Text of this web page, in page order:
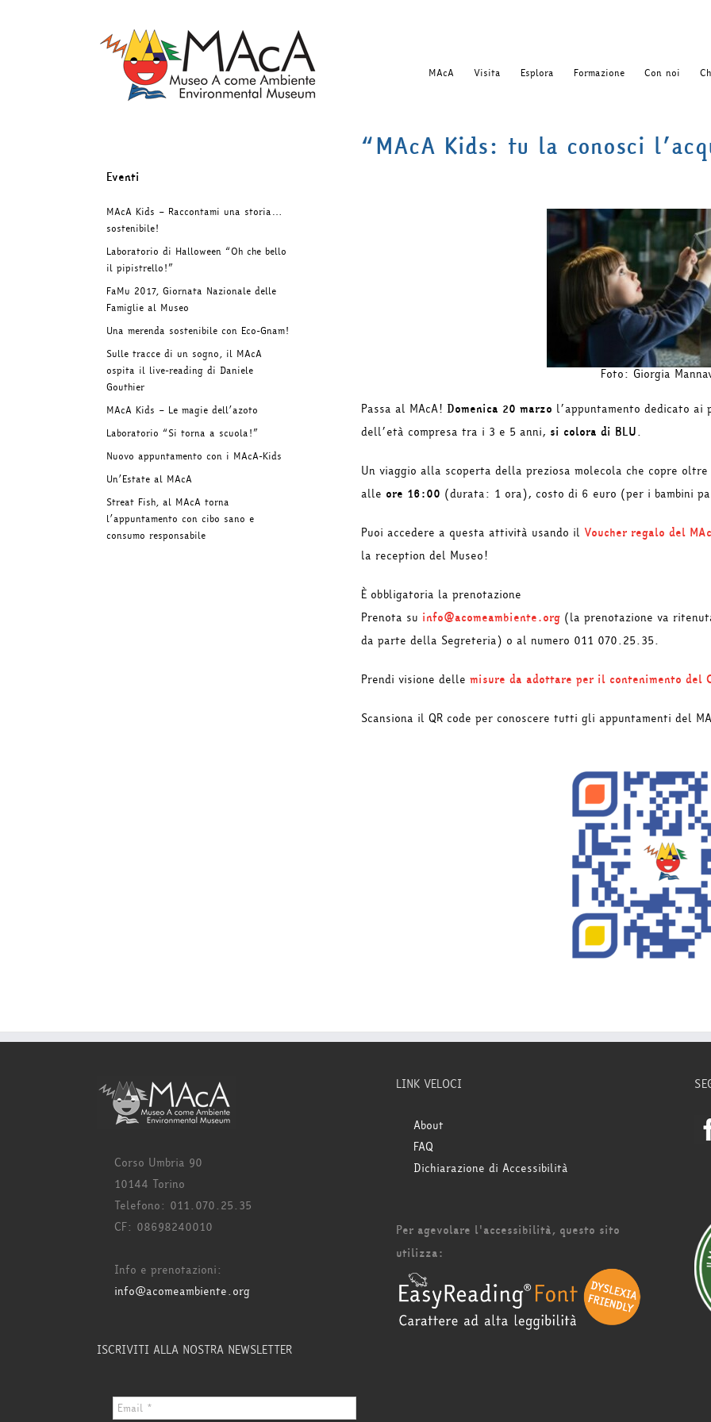
MAcA Visita Esplora Formazione Con noi
“MAcA Kids: tu la conosci
Foto: Giorgia
Passa al MAcA! Domenica 20 marzo l’appuntamento dedicato
dell’età compresa tra i 3 e 5 anni, si colora di BLU.
Un viaggio alla scoperta della preziosa molecola che copre
alle ore 16:00 (durata: 1 ora), costo di 6 euro (per i bambini
Puoi accedere a questa attività usando il Voucher regalo del
la reception del Museo!
È obbligatoria la prenotazione
Prenota su info@acomeambiente.org (la prenotazione va
da parte della Segreteria) o al numero 011 070.25.35.
Prendi visione delle misure da adottare per il contenimento del
Scansiona il QR code per conoscere tutti gli appuntamenti del
Eventi
MAcA Kids – Raccontami una storia…
sostenibile!
Laboratorio di Halloween “Oh che bello
il pipistrello!”
FaMu 2017, Giornata Nazionale delle
Famiglie al Museo
Una merenda sostenibile con Eco-Gnam!
Sulle tracce di un sogno, il MAcA
ospita il live-reading di Daniele
Gouthier
MAcA Kids – Le magie dell’azoto
Laboratorio “Si torna a scuola!”
Nuovo appuntamento con i MAcA-Kids
Un’Estate al MAcA
Streat Fish, al MAcA torna
l’appuntamento con cibo sano e
consumo responsabile
Corso Umbria 90
10144 Torino
Telefono: 011.070.25.35
CF: 08698240010
Info e prenotazioni:
info@acomeambiente.org
ISCRIVITI ALLA NOSTRA NEWSLETTER
LINK VELOCI
About
FAQ
Dichiarazione di Accessibilità
Per agevolare l'accessibilità, questo sito
utilizza: